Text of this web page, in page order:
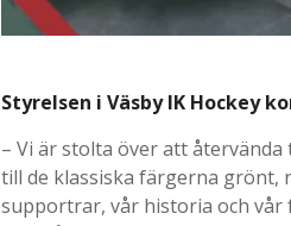
Styrelsen i Väsby IK Hockey
– Vi är stolta över att
till de klassiska färgerna grönt,
supportrar, vår historia och